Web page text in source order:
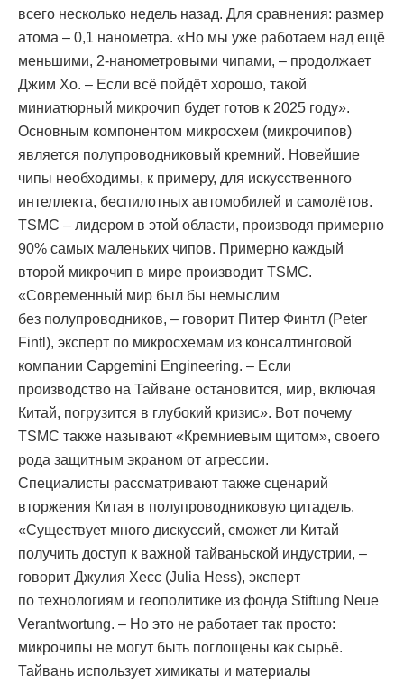
всего несколько недель назад. Для сравнения: размер
атома – 0,1 нанометра. «Но мы уже работаем над ещё
меньшими, 2-нанометровыми чипами, – продолжает
Джим Хо. – Если всё пойдёт хорошо, такой
миниатюрный микрочип будет готов к 2025 году».
Основным компонентом микросхем (микрочипов)
является полупроводниковый кремний. Новейшие
чипы необходимы, к примеру, для искусственного
интеллекта, беспилотных автомобилей и самолётов.
TSMC – лидером в этой области, производя примерно
90% самых маленьких чипов. Примерно каждый
второй микрочип в мире производит TSMC.
«Современный мир был бы немыслим
без полупроводников, – говорит Питер Финтл (Peter
Fintl), эксперт по микросхемам из консалтинговой
компании Capgemini Engineering. – Если
производство на Тайване остановится, мир, включая
Китай, погрузится в глубокий кризис». Вот почему
TSMC также называют «Кремниевым щитом», своего
рода защитным экраном от агрессии.
Специалисты рассматривают также сценарий
вторжения Китая в полупроводниковую цитадель.
«Существует много дискуссий, сможет ли Китай
получить доступ к важной тайваньской индустрии, –
говорит Джулия Хесс (Julia Hess), эксперт
по технологиям и геополитике из фонда Stiftung Neue
Verantwortung. – Но это не работает так просто:
микрочипы не могут быть поглощены как сырьё.
Тайвань использует химикаты и материалы